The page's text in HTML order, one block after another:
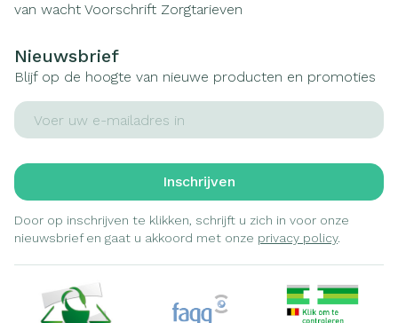
van wacht Voorschrift Zorgtarieven
Nieuwsbrief
Blijf op de hoogte van nieuwe producten en promoties
E-mail adres
Inschrijven
Door op inschrijven te klikken, schrijft u zich in voor onze
nieuwsbrief en gaat u akkoord met onze privacy policy.